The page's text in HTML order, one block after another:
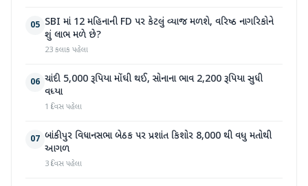
05 SBI માં 12 મહિનાની FD પર કેટલું વ્યાજ મળશે, વરિષ્ઠ નાગરિકોને
શું લાભ મળે છે?
23 કલાક પહેલા
06 ચાંદી 5,000 રૂપિયા મોંઘી થઈ, સોનાના ભાવ 2,200 રૂપિયા સુધી
વધ્યા
1 દિવસ પહેલા
07 બાંકીપુર વિધાનસભા બેઠક પર પ્રશાંત કિશોર 8,000 થી વધુ મતોથી
આગળ
3 દિવસ પહેલા